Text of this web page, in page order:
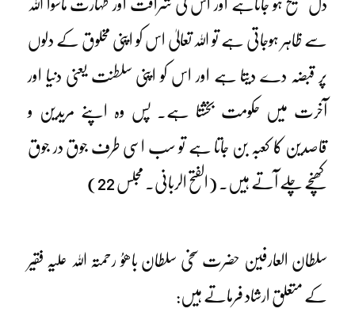
دل صحیح ہو جاتاہے اور اس کی شرافت اور طہارت ماسوا اللہ
سے ظاہر ہوجاتی ہے تو اللہ تعالیٰ اس کو اپنی مخلوق کے دلوں
پر قبضہ دے دیتا ہے اور اس کو اپنی سلطنت یعنی دنیا اور
آخرت میں حکومت بخشتا ہے۔ پس وہ اپنے مریدین و
قاصدین کا کعبہ بن جاتا ہے تو سب اسی طرف جوق در جوق
کھنچے چلے آتے ہیں۔ (الفتح الربانی۔ مجلس 22)
سلطان العارفین حضرت سخی سلطان باھوُ رحمتہ اللہ علیہ فقیر
کے متعلق ارشاد فرماتے ہیں: